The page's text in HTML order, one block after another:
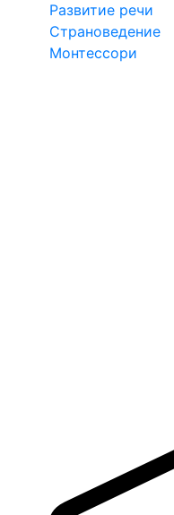
Развитие речи
Страноведение
Монтессори